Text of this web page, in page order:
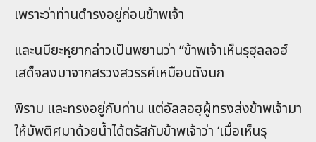
เพราะว่าท่านดำรงอยู่ก่อนข้าพเจ้า
และนบียะหฺยากล่าวเป็นพยานว่า “ข้าพเจ้าเห็นรุฮุลลอฮ์
เสด็จลงมาจากสรวงสวรรค์เหมือนดังนก
พิราบ และทรงอยู่กับท่าน แต่อัลลอฮฺผู้ทรงส่งข้าพเจ้ามา
ให้บัพติศมาด้วยน้ำได้ตรัสกับข้าพเจ้าว่า ‘เมื่อเห็นรุ